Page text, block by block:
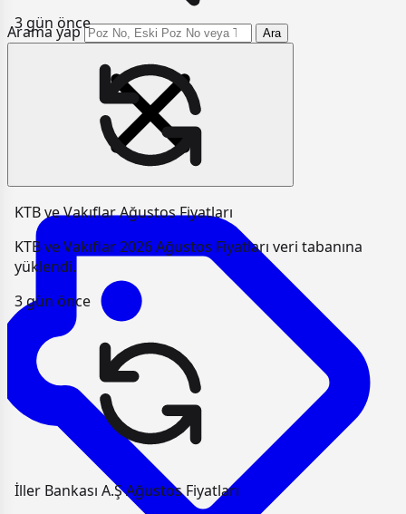
Arama yap Ara
3 gün önce
KTB ve Vakıflar Ağustos Fiyatları
KTB ve Vakıflar 2026 Ağustos Fiyatları veri tabanına
yüklendi.
3 gün önce
İller Bankası A.Ş Ağustos Fiyatları